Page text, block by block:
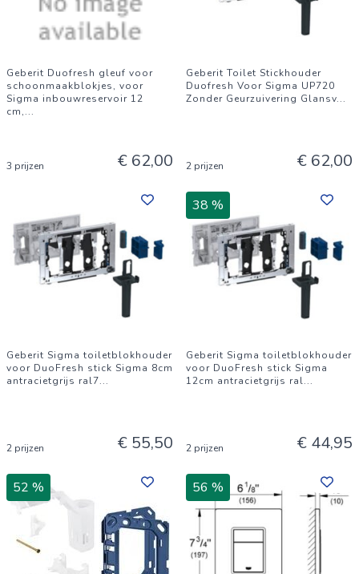
Geberit Duofresh gleuf voor
schoonmaakblokjes, voor
Sigma inbouwreservoir 12
cm,...
3 prijzen € 62,00
Geberit Toilet Stickhouder
Duofresh Voor Sigma UP720
Zonder Geurzuivering Glansv...
2 prijzen € 62,00
Geberit Sigma toiletblokhouder
voor DuoFresh stick Sigma 8cm
antracietgrijs ral7...
2 prijzen € 55,50
38 %
Geberit Sigma toiletblokhouder
voor DuoFresh stick Sigma
12cm antracietgrijs ral...
2 prijzen € 44,95
52 % 56 %